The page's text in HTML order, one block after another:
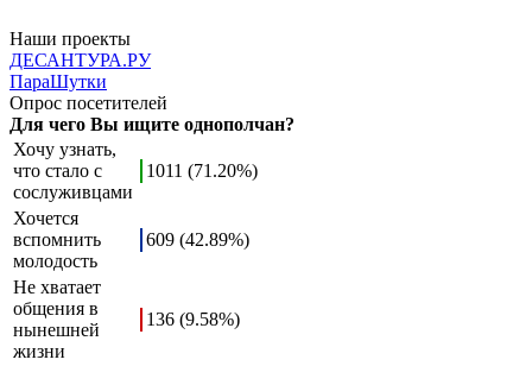
Наши проекты
ДЕСАНТУРА.РУ
ПараШутки
Опрос посетителей
Для чего Вы ищите однополчан?
Хочу узнать,
что стало с
сослуживцами
1011 (71.20%)
Хочется
вспомнить
молодость
609 (42.89%)
Не хватает
общения в
нынешней
жизни
136 (9.58%)